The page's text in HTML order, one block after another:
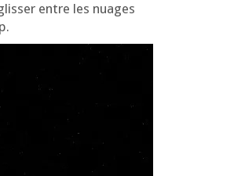
entre les nuages